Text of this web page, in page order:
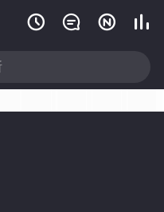
   